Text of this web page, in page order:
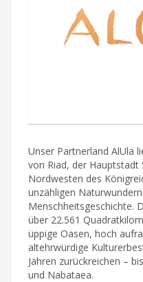
Unser Partnerland AlUla
von Riad, der Hauptstadt
Nordwesten des
unzähligen
Menschheitsgeschichte.
über 22.561
üppige Oasen, hoch
altehrwürdige
Jahren zurückreichen –
und Nabataea.